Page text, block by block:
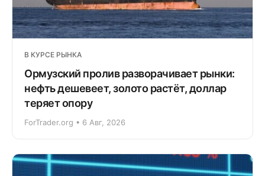
В КУРСЕ РЫНКА
Ормузский пролив разворачивает рынки:
нефть дешевеет, золото растёт, доллар
теряет опору
ForTrader.org • 6 Авг, 2026